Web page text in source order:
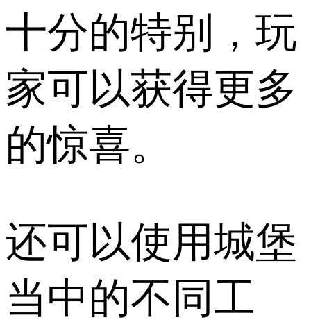
十分的特别，玩
家可以获得更多
的惊喜。
还可以使用城堡
当中的不同工